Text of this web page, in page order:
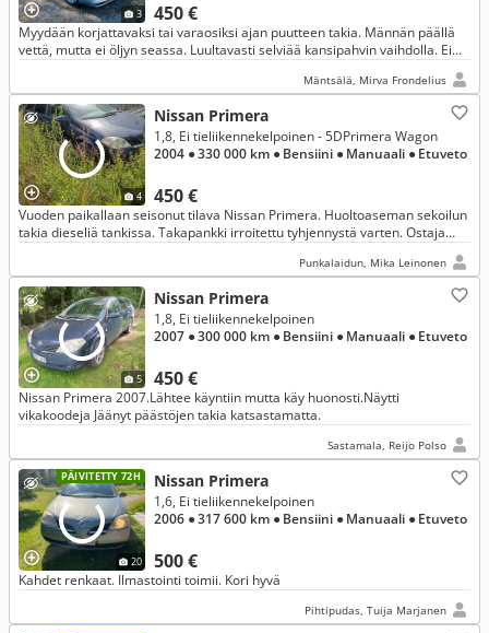
3 450 €
Myydään korjattavaksi tai varaosiksi ajan puutteen takia. Männän päällä
vettä, mutta ei öljyn seassa. Luultavasti selviää kansipahvin vaihdolla. Ei
Mäntsälä, Mirva Frondelius
4
Nissan Primera
450 €
1,8, Ei tieliikennekelpoinen - 5DPrimera Wagon
2004 ● 330 000 km ● Bensiini ● Manuaali ● Etuveto
Vuoden paikallaan seisonut tilava Nissan Primera. Huoltoaseman sekoilun
takia dieseliä tankissa. Takapankki irroitettu tyhjennystä varten. Ostaja
Punkalaidun, Mika Leinonen
5
Nissan Primera
450 €
1,8, Ei tieliikennekelpoinen
2007 ● 300 000 km ● Bensiini ● Manuaali ● Etuveto
Nissan Primera 2007.Lähtee käyntiin mutta käy huonosti.Näytti
vikakoodeja Jäänyt päästöjen takia katsastamatta.
Sastamala, Reijo Polso
PÄIVITETTY 72H
20
Nissan Primera
500 €
1,6, Ei tieliikennekelpoinen
2006 ● 317 600 km ● Bensiini ● Manuaali ● Etuveto
Kahdet renkaat. Ilmastointi toimii. Kori hyvä
Pihtipudas, Tuija Marjanen